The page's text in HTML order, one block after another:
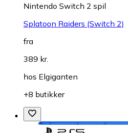
Nintendo Switch 2 spil
Splatoon Raiders (Switch 2)
fra
389 kr.
hos Elgiganten
+8 butikker